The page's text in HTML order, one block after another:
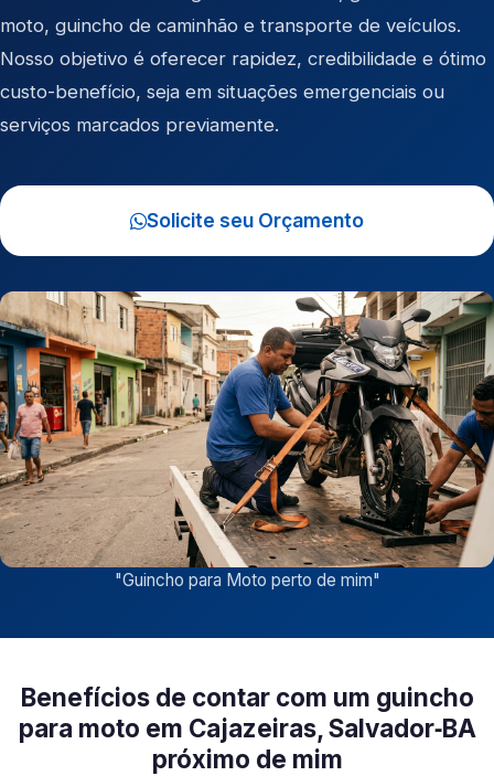
moto, guincho de caminhão e transporte de veículos.
Nosso objetivo é oferecer rapidez, credibilidade e ótimo
custo-benefício, seja em situações emergenciais ou
serviços marcados previamente.
Solicite seu Orçamento
"Guincho para Moto perto de mim"
Benefícios de contar com um guincho
para moto em Cajazeiras, Salvador‑BA
próximo de mim